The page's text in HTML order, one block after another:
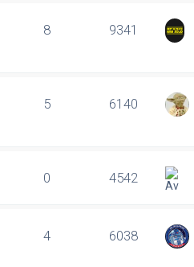
8 9341
5 6140
0 4542
4 6038